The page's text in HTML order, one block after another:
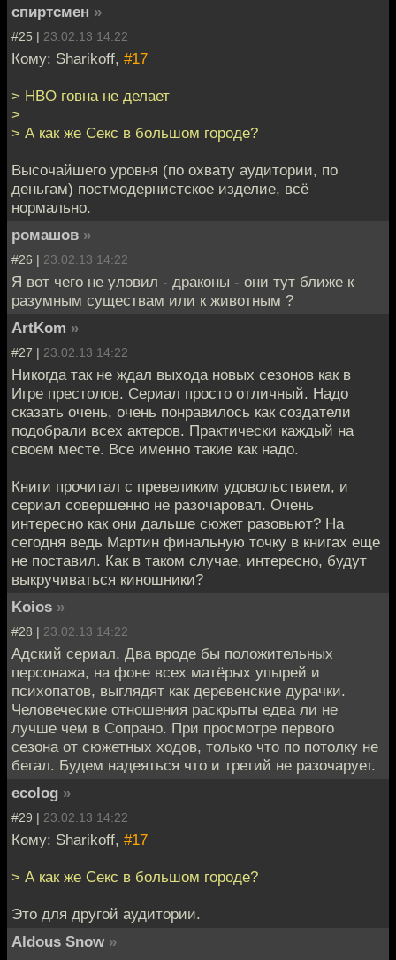
спиртсмен »
#25 | 23.02.13 14:22
Кому: Sharikoff, #17
> HBO говна не делает
>
> А как же Секс в большом городе?
Высочайшего уровня (по охвату аудитории, по
деньгам) постмодернистское изделие, всё
нормально.
ромашов »
#26 | 23.02.13 14:22
Я вот чего не уловил - драконы - они тут ближе к
разумным существам или к животным ?
ArtKom »
#27 | 23.02.13 14:22
Никогда так не ждал выхода новых сезонов как в
Игре престолов. Сериал просто отличный. Надо
сказать очень, очень понравилось как создатели
подобрали всех актеров. Практически каждый на
своем месте. Все именно такие как надо.
Книги прочитал с превеликим удовольствием, и
сериал совершенно не разочаровал. Очень
интересно как они дальше сюжет разовьют? На
сегодня ведь Мартин финальную точку в книгах еще
не поставил. Как в таком случае, интересно, будут
выкручиваться киношники?
Koios »
#28 | 23.02.13 14:22
Адский сериал. Два вроде бы положительных
персонажа, на фоне всех матёрых упырей и
психопатов, выглядят как деревенские дурачки.
Человеческие отношения раскрыты едва ли не
лучше чем в Сопрано. При просмотре первого
сезона от сюжетных ходов, только что по потолку не
бегал. Будем надеяться что и третий не разочарует.
ecolog »
#29 | 23.02.13 14:22
Кому: Sharikoff, #17
> А как же Секс в большом городе?
Это для другой аудитории.
Aldous Snow »